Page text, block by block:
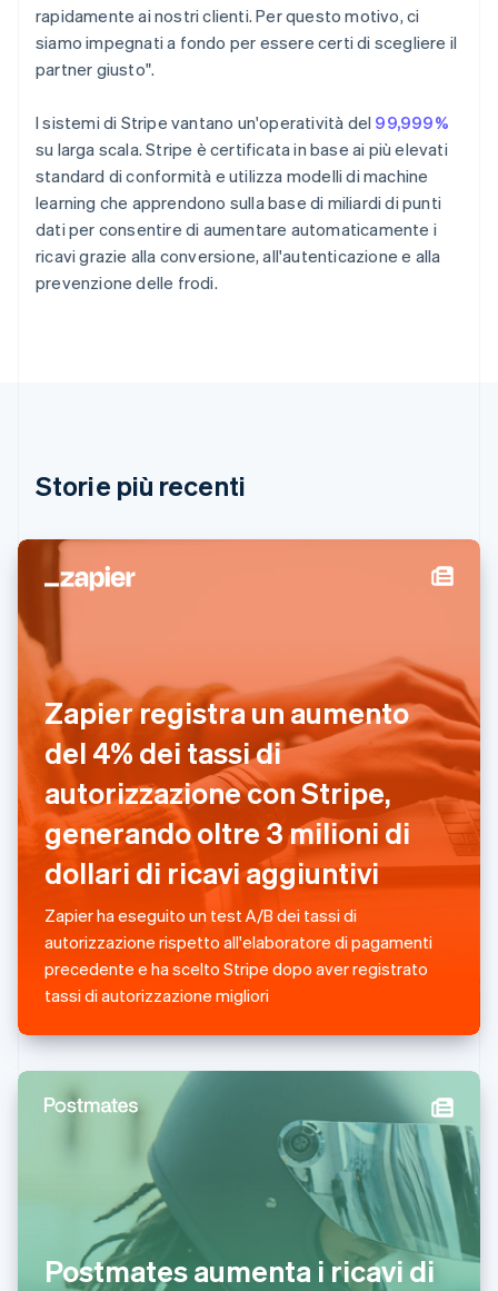
rapidamente ai nostri clienti. Per questo motivo, ci
siamo impegnati a fondo per essere certi di scegliere il
partner giusto".
I sistemi di Stripe vantano un'operatività del 99,999%
su larga scala. Stripe è certificata in base ai più elevati
standard di conformità e utilizza modelli di machine
learning che apprendono sulla base di miliardi di punti
dati per consentire di aumentare automaticamente i
ricavi grazie alla conversione, all'autenticazione e alla
prevenzione delle frodi.
Storie più recenti
Zapier registra un aumento
del 4% dei tassi di
autorizzazione con Stripe,
generando oltre 3 milioni di
dollari di ricavi aggiuntivi
Zapier ha eseguito un test A/B dei tassi di
autorizzazione rispetto all'elaboratore di pagamenti
precedente e ha scelto Stripe dopo aver registrato
tassi di autorizzazione migliori
Postmates aumenta i ricavi di
English
Croazia
English Italiano
Danimarca
Emirati Arabi Uniti
English
Estonia
English
Finlandia
English Svenska
Francia
FrançaisEnglish
India
Irlanda
Italia
Liechtenstein
DeutschEnglish
Lituania
Lussemburgo
FrançaisDeutschEnglish
Malaysia
English 简体中文
Malta
English
Español English
Norvegia
English
Nuova Zelanda
Paesi Bassi
English
English
RAS di Hong Kong, Cina
简体中文
Regno Unito
English
Repubblica Ceca
English